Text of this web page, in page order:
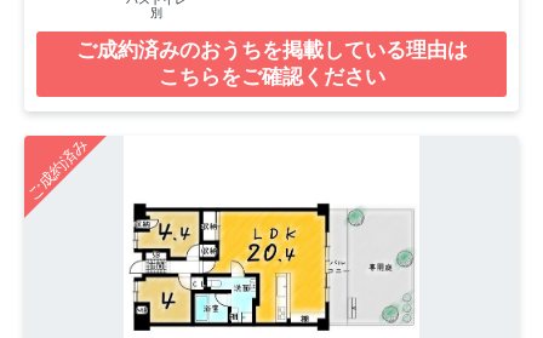
別
ご成約済みのおうちを掲載している理由は
こちらをご確認ください
ご成約済み